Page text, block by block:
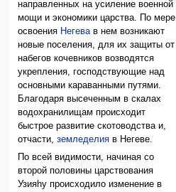
направленных на усиление военной
мощи и экономики царства. По мере
освоения Негева в нем возникают
новые поселения, для их защиты от
набегов кочевников возводятся
укрепления, господствующие над
основными караванными путями.
Благодаря высеченным в скалах
водохранилищам происходит
быстрое развитие скотоводства и,
отчасти,земледелия в Негеве.
По всей видимости, начиная со
второй половины царствования
Узияhу происходило изменение в